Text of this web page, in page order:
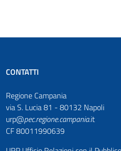
CONTATTI
Regione Campania
via S. Lucia 81 - 80132 Napoli
urp@pec.regione.campania.it
CF 80011990639